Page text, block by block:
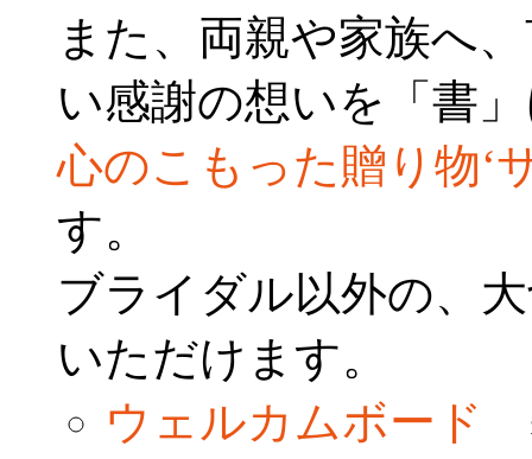
また、両親や家族へ
い感謝の想いを「書
心のこもった贈り物‘
す。
ブライダル以外の、
いただけます。
ウェルカムボード